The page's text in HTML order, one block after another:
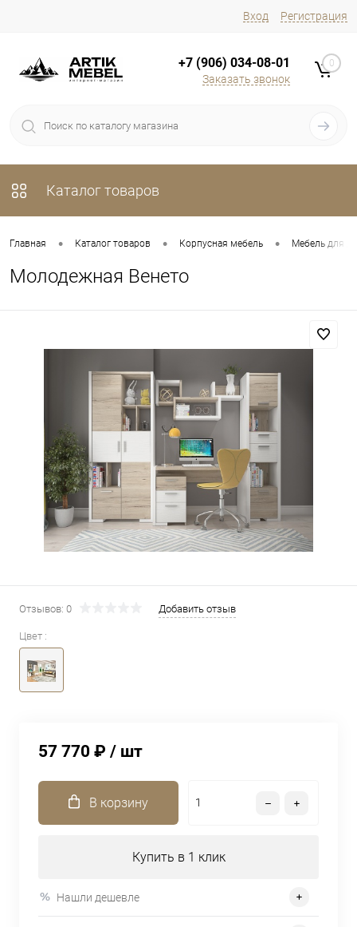
Вход Регистрация
+7 (906) 034-08-01
Заказать звонок
0
Каталог товаров
Главная • Каталог товаров • Корпусная мебель • Мебель для
Молодежная Венето
Отзывов: 0 Добавить отзыв
Цвет :
57 770 ₽ / шт
В корзину
Купить в 1 клик
Нашли дешевле